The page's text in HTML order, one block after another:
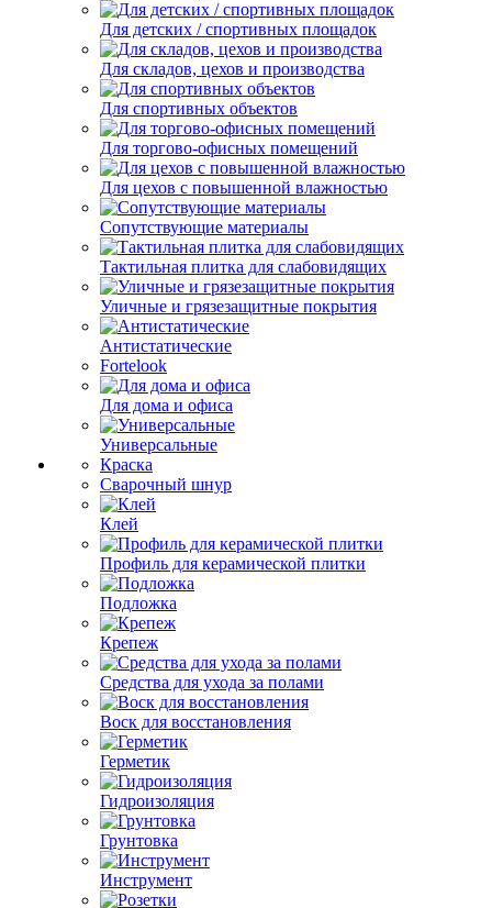
Для детских / спортивных площадок
Для складов, цехов и производства
Для спортивных объектов
Для торгово-офисных помещений
Для цехов с повышенной влажностью
Сопутствующие материалы
Тактильная плитка для слабовидящих
Уличные и грязезащитные покрытия
Антистатические
Fortelook
Для дома и офиса
Универсальные
Краска
Сварочный шнур
Клей
Профиль для керамической плитки
Подложка
Крепеж
Средства для ухода за полами
Воск для восстановления
Герметик
Гидроизоляция
Грунтовка
Инструмент